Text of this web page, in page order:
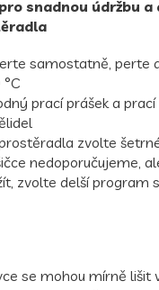
snadnou údržbu a
samostatně, perte
prací prášek a
zvolte
nedoporučujeme,
zvolte delší program
se mohou mírně lišit